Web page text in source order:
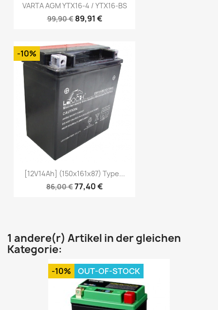
VARTA AGM YTX16-4 / YTX16-BS
99,90 € 89,91 €
[12V14Ah] (150x161x87) Type...
86,00 €77,40 €
-10%
1 andere(r) Artikel in der gleichen
Kategorie:
-10% OUT-OF-STOCK